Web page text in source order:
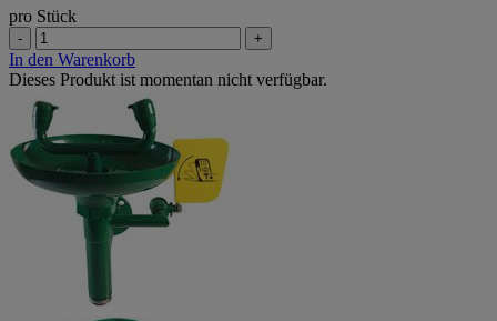
pro Stück
- +
In den Warenkorb
Dieses Produkt ist momentan nicht verfügbar.